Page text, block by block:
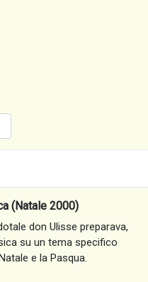
(Natale 2000)
don Ulisse preparava,
su un tema specifico
e la Pasqua.